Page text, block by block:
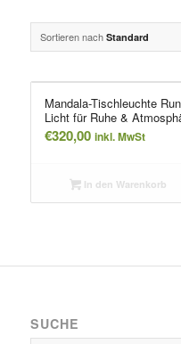
Sortieren nach Standard
Mandala-Tischleuchte
Licht für Ruhe &
€320,00 inkl. MwSt
In den Warenkorb
SUCHE